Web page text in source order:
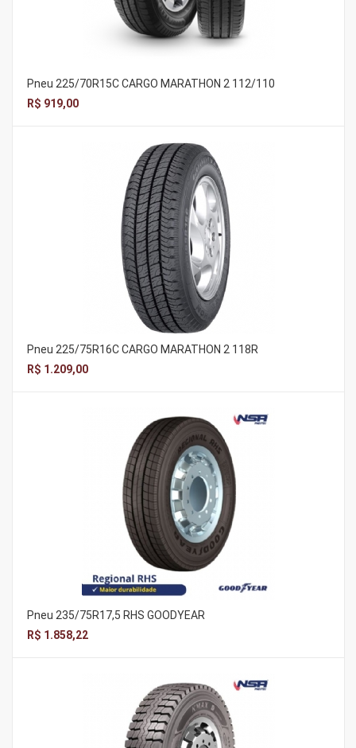
Pneu 225/70R15C CARGO MARATHON 2 112/110
R$ 919,00
Pneu 225/75R16C CARGO MARATHON 2 118R
R$ 1.209,00
Pneu 235/75R17,5 RHS GOODYEAR
R$ 1.858,22